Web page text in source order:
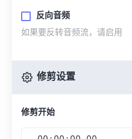
反向音频
如果要反转音频流，请启用
修剪设置
修剪开始